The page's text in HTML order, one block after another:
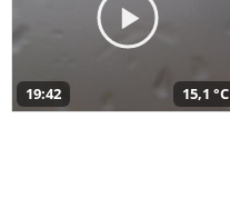
19:42 15,1 °C